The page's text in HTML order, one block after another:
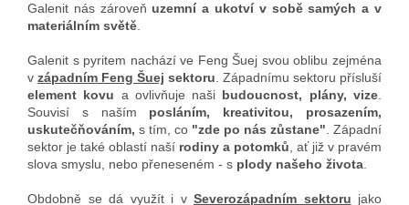
Galenit nás zároveň uzemní a ukotví v sobě samých a v
materiálním světě.
Galenit s pyritem nachází ve Feng Šuej svou oblibu zejména
v západním Feng Šuej sektoru. Západnímu sektoru přísluší
element kovu a ovlivňuje naši budoucnost, plány, vize.
Souvisí s naším posláním, kreativitou, prosazením,
uskutečňováním, s tím, co "zde po nás zůstane". Západní
sektor je také oblastí naší rodiny a potomků, ať již v pravém
slova smyslu, nebo přeneseném - s plody našeho života.
Obdobně se dá využít i v Severozápadním sektoru jako